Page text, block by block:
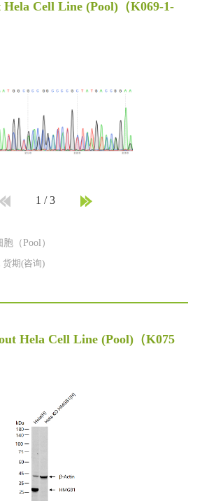
Hela Cell Line (Pool) （K069-1-
1 /3
（Pool）
货期(咨询)
Hela Cell Line (Pool) （K075